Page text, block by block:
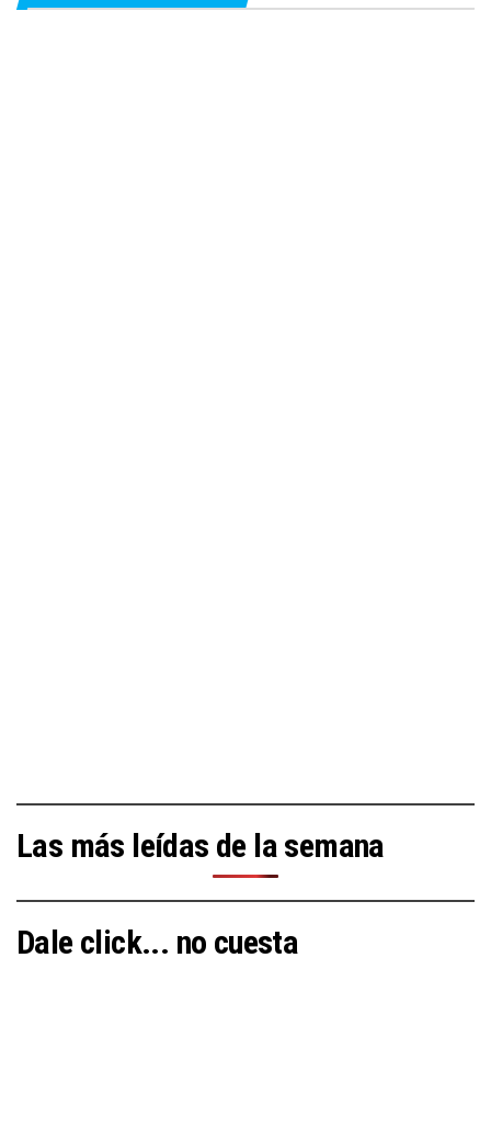
Las más leídas de la semana
Dale click... no cuesta